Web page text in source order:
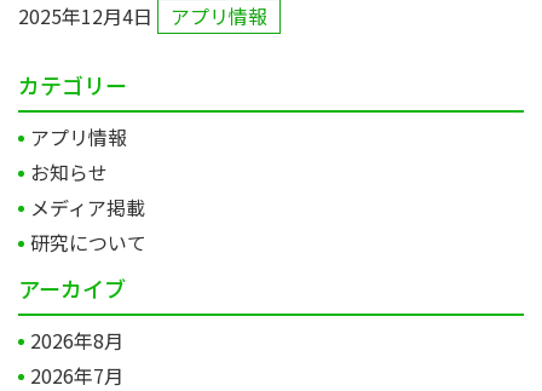
カテゴリー
アプリ情報
お知らせ
メディア掲載
研究について
アーカイブ
2026年8月
2026年7月
2025年12月4日
アプリ情報